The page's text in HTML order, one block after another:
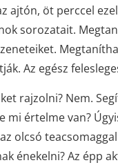
ajtón, öt perccel
sorozatait.
Az egész
rajzolni? Nem.
mi értelme van?
olcsó
énekelni? Az épp